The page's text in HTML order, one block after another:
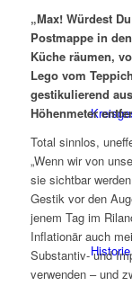
Historie
„Max! Würdest
Postmappe in
Küche räumen,
Lego vom
gestikulierend
Höhenmeter
Total sinnlos,
„Wenn wir von
sie sichtbar
Gestik vor den
jenem Tag im
Inflationär auch
Substantiv- und
verwenden – und